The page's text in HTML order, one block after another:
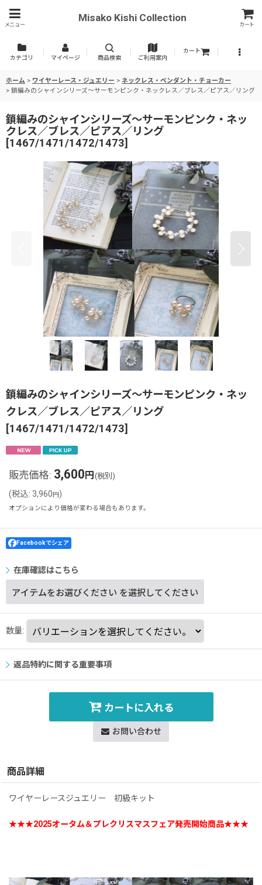
メニュー
Misako Kishi Collection
カート
カテゴリ マイページ 商品検索 ご利用案内
カート
ホーム > ワイヤーレース・ジュエリー > ネックレス・ペンダント・チョーカー
> 鎖編みのシャインシリーズ〜サーモンピンク・ネックレス／ブレス／ピアス／リング
鎖編みのシャインシリーズ〜サーモンピンク・ネッ
クレス／ブレス／ピアス／リング
[1467/1471/1472/1473]
鎖編みのシャインシリーズ〜サーモンピンク・ネッ
クレス／ブレス／ピアス／リング
[1467/1471/1472/1473]
販売価格: 3,600 円 (税別)
(税込: 3,960 円 )
オプションにより価格が変わる場合もあります。
Facebookでシェア
在庫確認はこちら
アイテムをお選びください を選択してください
数量:
返品特約に関する重要事項
カートに入れる
お問い合わせ
商品詳細
ワイヤーレースジュエリー 初級キット
★★★2025オータム＆プレクリスマスフェア発売開始商品★★★